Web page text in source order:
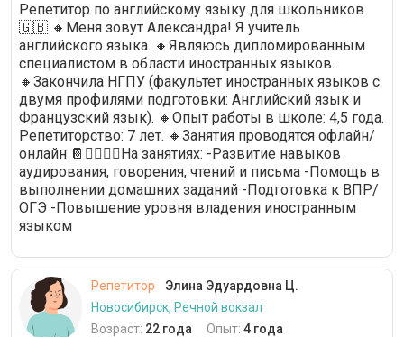
Репетитор по английскому языку для школьников
🇬🇧 🔸Меня зовут Александра! Я учитель
английского языка. 🔸Являюсь дипломированным
специалистом в области иностранных языков.
🔸Закончила НГПУ (факультет иностранных языков с
двумя профилями подготовки: Английский язык и
Французский язык). 🔸Опыт работы в школе: 4,5 года.
Репетиторство: 7 лет. 🔸Занятия проводятся офлайн/
онлайн 📔🙋‍♀️🙋‍♂️На занятиях: -Развитие навыков
аудирования, говорения, чтений и письма -Помощь в
выполнении домашних заданий -Подготовка к ВПР/
ОГЭ -Повышение уровня владения иностранным
языком
Репетитор
Элина Эдуардовна Ц.
Новосибирск, Речной вокзал
Возраст: 22 года Опыт: 4 года